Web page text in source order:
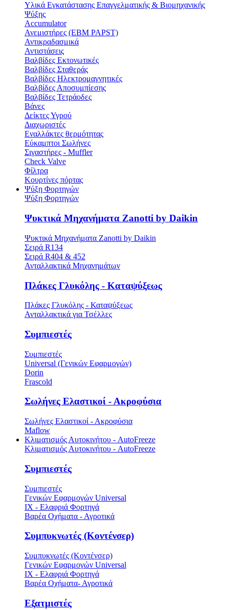
Υλικά Εγκατάστασης Επαγγελματικής & Βιομηχανικής
Ψύξης
Accumulator
Ανεμιστήρες (ΕΒΜ PAPST)
Αντικραδασμικά
Αντιστάσεις
Βαλβίδες Εκτονωτικές
Βαλβίδες Σταθεράς
Βαλβίδες Ηλεκτρομαγνητικές
Βαλβίδες Αποσυμπίεσης
Βαλβίδες Τετράοδες
Βάνες
Δείκτες Υγρού
Διαχωριστές
Εναλλάκτες θερμότητας
Εύκαμπτοι Σωλήνες
Σιγαστήρες - Muffler
Check Valve
Φίλτρα
Κουρτίνες πόρτας
Ψύξη Φορτηγών
Ψύξη Φορτηγών
Ψυκτικά Μηχανήματα Zanotti by Daikin
Ψυκτικά Μηχανήματα Zanotti by Daikin
Σειρά R134
Σειρά R404 & 452
Ανταλλακτικά Μηχανημάτων
Πλάκες Γλυκόλης - Καταψύξεως
Πλάκες Γλυκόλης - Καταψύξεως
Ανταλλακτικά για Τσέλλες
Συμπιεστές
Συμπιεστές
Universal (Γενικών Εφαρμογών)
Dorin
Frascold
Σωλήνες Ελαστικοί - Ακροφύσια
Σωλήνες Ελαστικοί - Ακροφύσια
Maflow
Κλιματισμός Αυτοκινήτου - AutoFreeze
Κλιματισμός Αυτοκινήτου - AutoFreeze
Συμπιεστές
Συμπιεστές
Γενικών Εφαρμογών Universal
ΙΧ - Ελαφριά Φορτηγά
Βαρέα Οχήματα - Αγροτικά
Συμπυκνωτές (Κοντένσερ)
Συμπυκνωτές (Κοντένσερ)
Γενικών Εφαρμογών Universal
ΙΧ - Ελαφριά Φορτηγά
Βαρέα Οχήματα- Αγροτικά
Εξατμιστές